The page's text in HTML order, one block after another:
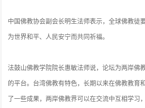
中国佛教协会副会长明生法师表示，全球佛教徒
为世界和平、人民安宁而共同祈福。
法鼓山佛教学院院长惠敏法师说，论坛为两岸佛
的平台。台湾佛教有特色，长期以来在佛教教育
了一些成果，两岸佛教界可以在交流中互相学习